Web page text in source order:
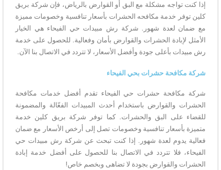
إذا كنت تواجه مشكلة مع البق أو القوارض بالرياض، فإن شركة بريق
كلين توفر خدمة مكافحه الحشرات بأسعار تنافسية وخصومات مميزة
مع ضمان لعدة شهور. شركة رش مبيدات حي الفيحاء هي الخيار
الأمثل لإبادة الحشرات والقوارض بأمان وفعالية. للحصول على خدمة
رش مبيدات بأعلى جودة وأفضل الأسعار، لا تتردد في الاتصال بنا الآن.
شركة مكافحة حشرات بحي الفيحاء
شركة مكافحة حشرات حي الفيحاء تقدم أفضل خدمات مكافحة
الحشرات والقوارض باستخدام أحدث المبيدات الفعّالة والمضمونة
للقضاء على البق والحشرات. كما توفر شركة بريق كلين خدمة
متميزة بأسعار تنافسية وخصومات تصل إلى أرخص الأسعار مع ضمان
فعالية يدوم لعدة شهور. إذا كنت تبحث عن شركة رش مبيدات حي
الفيحاء، فلا تتردد في الاتصال بنا للحصول على أفضل خدمة إبادة
الحشرات والقوارض بجودة لا تضاهى وبخصم خاص!